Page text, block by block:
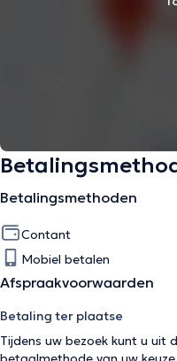
Betalingsmethoden
Contant
Mobiel betalen
Afspraakvoorwaarden
Betaling ter plaatse
Tijdens uw bezoek kunt u uit